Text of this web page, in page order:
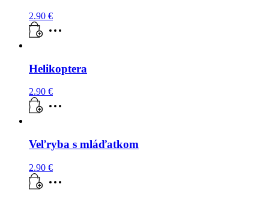
2.90 €
Helikoptera
2.90 €
Veľryba s mláďatkom
2.90 €